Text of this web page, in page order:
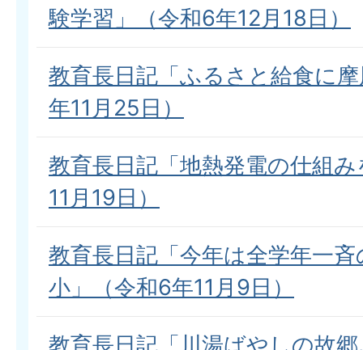
験学習」（令和6年12月18日）
教育長日記「ふるさと給食に
年11月25日）
教育長日記「地熱発電の仕組
11月19日）
教育長日記「今年は全学年一
小」（令和6年11月9日）